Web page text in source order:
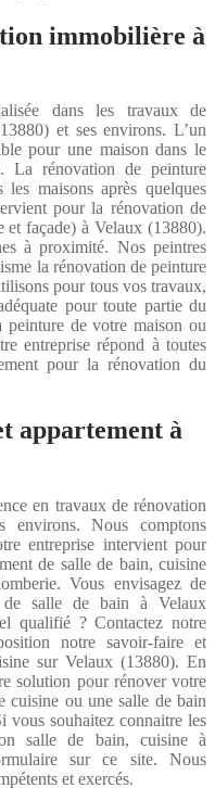
immobilière à
dans les travaux de
et ses environs. L’un
pour une maison dans le
La rénovation de peinture
maisons après quelques
pour la rénovation de
et façade) à Velaux (13880).
à proximité. Nos peintres
la rénovation de peinture
pour tous vos travaux,
pour toute partie du
peinture de votre maison ou
entreprise répond à toutes
pour la rénovation du
appartement à
en travaux de rénovation
environs. Nous comptons
entreprise intervient pour
de salle de bain, cuisine
Vous envisagez de
de salle de bain à Velaux
qualifié ? Contactez notre
notre savoir-faire et
sur Velaux (13880). En
solution pour rénover votre
cuisine ou une salle de bain
vous souhaitez connaitre les
salle de bain, cuisine à
sur ce site. Nous
et exercés.